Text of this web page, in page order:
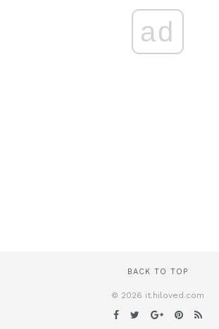
ad
BACK TO TOP
© 2026 it.hiloved.com